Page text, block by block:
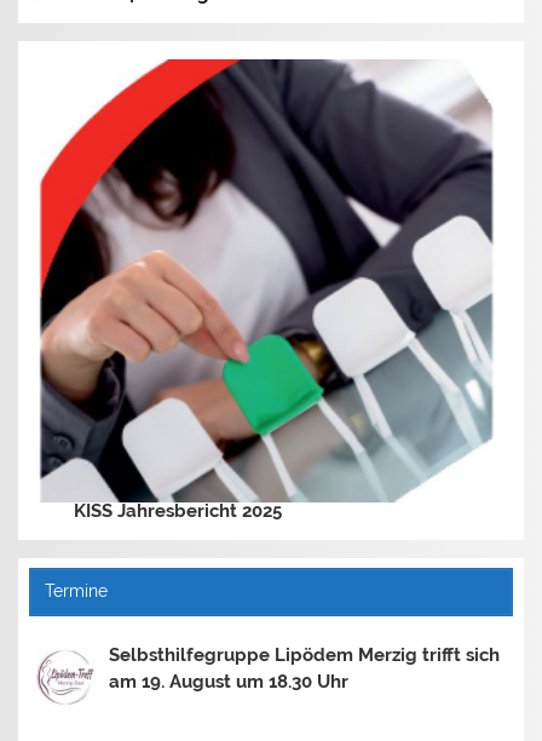
KISS Jahresbericht 2025
Termine
Selbsthilfegruppe Lipödem Merzig trifft sich
am 19. August um 18.30 Uhr